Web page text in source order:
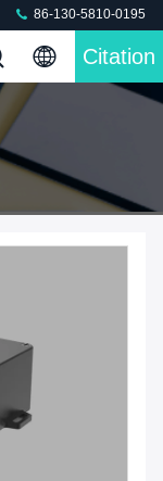
86-130-5810-0195
Citation